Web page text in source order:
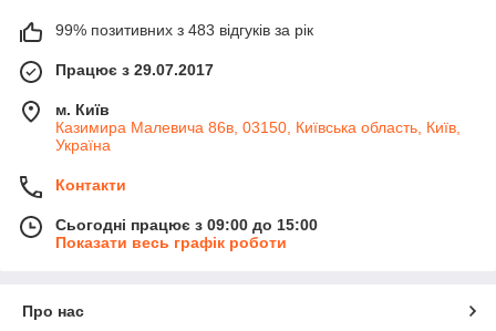
99% позитивних з 483 відгуків за рік
Працює з 29.07.2017
м. Київ
Казимира Малевича 86в, 03150, Київська область, Київ,
Україна
Контакти
Сьогодні працює з 09:00 до 15:00
Показати весь графік роботи
Про нас